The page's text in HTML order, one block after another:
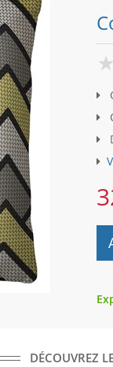
DÉCOUVREZ